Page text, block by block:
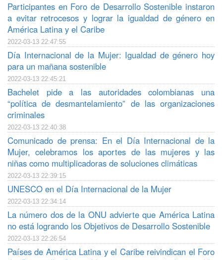
Participantes en Foro de Desarrollo Sostenible instaron
a evitar retrocesos y lograr la igualdad de género en
América Latina y el Caribe
2022-03-13 22:47:55
Día Internacional de la Mujer: Igualdad de género hoy
para un mañana sostenible
2022-03-13 22:45:21
Bachelet pide a las autoridades colombianas una
“política de desmantelamiento” de las organizaciones
criminales
2022-03-13 22:40:38
Comunicado de prensa: En el Día Internacional de la
Mujer, celebramos los aportes de las mujeres y las
niñas como multiplicadoras de soluciones climáticas
2022-03-13 22:39:15
UNESCO en el Día Internacional de la Mujer
2022-03-13 22:34:14
La número dos de la ONU advierte que América Latina
no está logrando los Objetivos de Desarrollo Sostenible
2022-03-13 22:26:54
Países de América Latina y el Caribe reivindican el Foro